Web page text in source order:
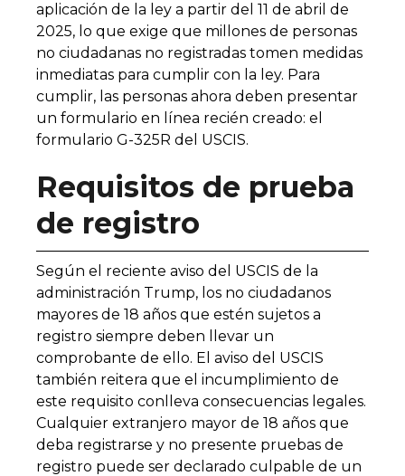
aplicación de la ley a partir del 11 de abril de
2025, lo que exige que millones de personas
no ciudadanas no registradas tomen medidas
inmediatas para cumplir con la ley. Para
cumplir, las personas ahora deben presentar
un formulario en línea recién creado: el
formulario G-325R del USCIS.
Requisitos de prueba
de registro
Según el reciente aviso del USCIS de la
administración Trump, los no ciudadanos
mayores de 18 años que estén sujetos a
registro siempre deben llevar un
comprobante de ello. El aviso del USCIS
también reitera que el incumplimiento de
este requisito conlleva consecuencias legales.
Cualquier extranjero mayor de 18 años que
deba registrarse y no presente pruebas de
registro puede ser declarado culpable de un